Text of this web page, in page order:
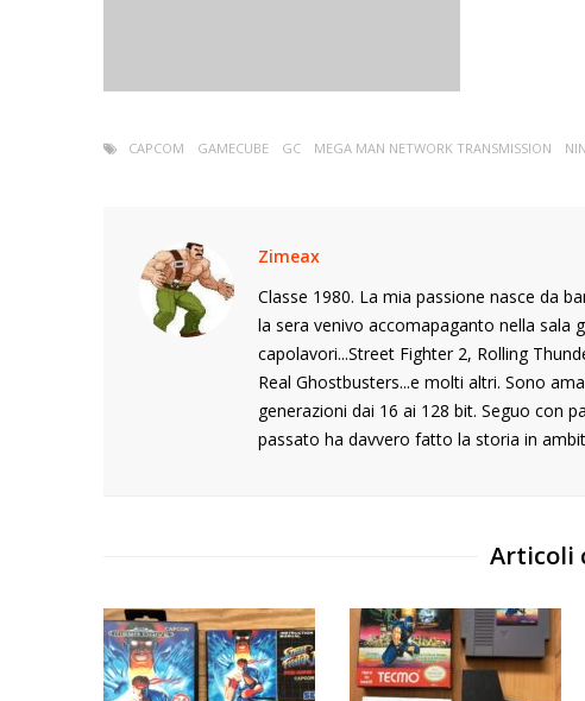
CAPCOM GAMECUBE GC MEGA MAN NETWORK TRANSMISSION
Zimeax
Classe 1980. La mia passione nasce da
la sera venivo accomapaganto nella sala
capolavori...Street Fighter 2, Rolling
Real Ghostbusters...e molti altri. Sono
generazioni dai 16 ai 128 bit. Seguo con
passato ha davvero fatto la storia in
Articoli